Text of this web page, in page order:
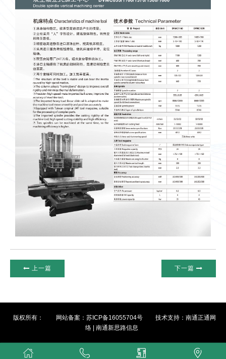
上一篇 下一篇
版权所有： 网站备案： 苏ICP备16055704号 技术支持： 南通正通网
络 | 南通新思路信息